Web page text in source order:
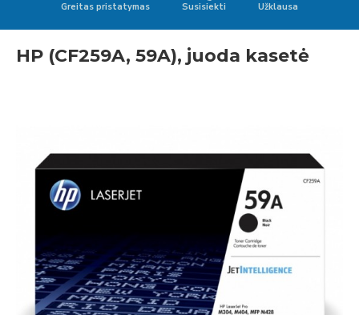
Greitas pristatymas Susisiekti Užklausa
HP (CF259A, 59A), juoda kasetė